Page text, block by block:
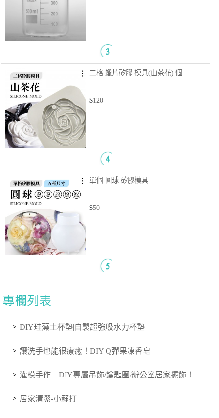
二格 蠟片矽膠 模具(山茶花) 個
$120
單個 圓球 矽膠模具
$50
DIY珪藻土杯墊|自製超強吸水力杯墊
讓洗手也能很療癒！DIY Q彈果凍香皂
灌模手作 – DIY專屬吊飾/鑰匙圈/辦公室居家擺飾！
居家清潔-小蘇打